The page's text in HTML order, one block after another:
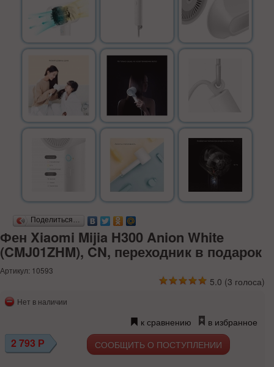
Поделиться…
Фен Xiaomi Mijia H300 Anion White
(CMJ01ZHM), CN, переходник в подарок
Артикул: 10593
5.0 (3 голоса)
Нет в наличии
к сравнению в избранное
2 793 Р СООБЩИТЬ О ПОСТУПЛЕНИИ